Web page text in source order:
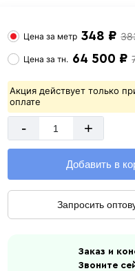
Цена за метр 348 ₽
Цена затн. 64 500 ₽
Акция действует только
оплате
- +
Добавить в
Запросить
Заказ и
Звоните